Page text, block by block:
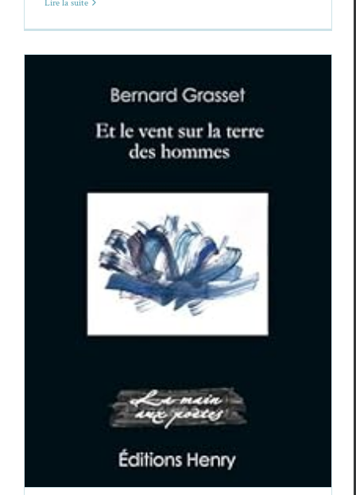
Lire la suite
Bernard Grasset ,Et le vent sur la terre des
hommes
Bernard Grasset Critiques